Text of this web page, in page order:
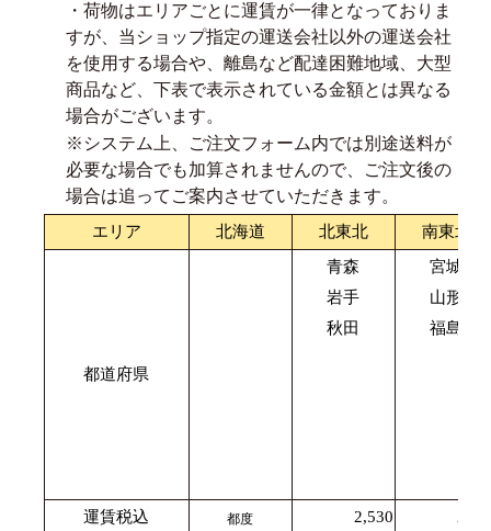
・荷物はエリアごとに運賃が一律となっておりま
すが、当ショップ指定の運送会社以外の運送会社
を使用する場合や、離島など配達困難地域、大型
商品など、下表で表示されている金額とは異なる
場合がございます。
※システム上、ご注文フォーム内では別途送料が
必要な場合でも加算されませんので、ご注文後の
場合は追ってご案内させていただきます。
エリア 北海道 北東北 南東北
都道府県
青森
岩手
秋田
宮城
山形
福島
運賃税込 都度 2,530